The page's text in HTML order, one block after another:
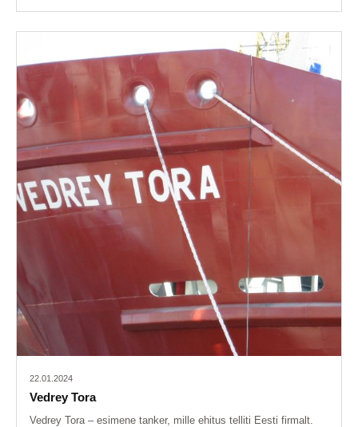
22.01.2024
Vedrey Tora
Vedrey Tora – esimene tanker, mille ehitus telliti Eesti firmalt.